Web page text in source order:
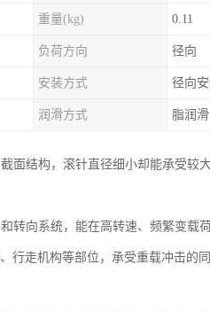
重量(kg) 0.11
负荷方向 径向
安装方式 径向
润滑方式 脂润滑
面结构，滚针直径细小却能承受较
转向系统，能在高转速、频繁变载
走机构等部位，承受重载冲击的